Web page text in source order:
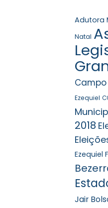
Adutora
Natal
Ezequiel
2018
Ezequiel
Jair